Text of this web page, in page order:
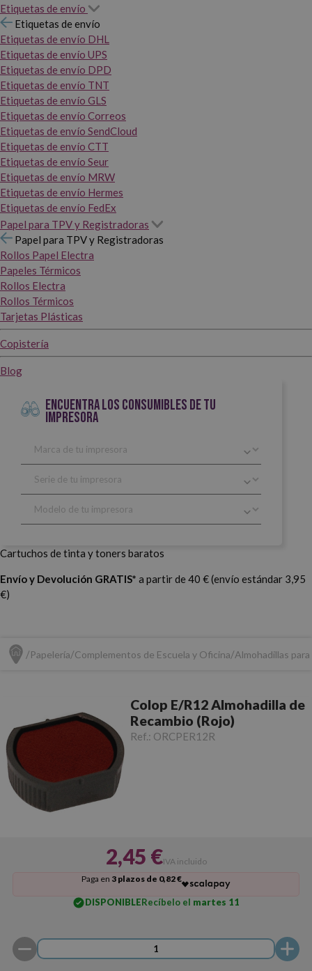
Etiquetas de envío
Etiquetas de envío
Etiquetas de envío DHL
Etiquetas de envío UPS
Etiquetas de envío DPD
Etiquetas de envío TNT
Etiquetas de envío GLS
Etiquetas de envío Correos
Etiquetas de envío SendCloud
Etiquetas de envío CTT
Etiquetas de envío Seur
Etiquetas de envío MRW
Etiquetas de envío Hermes
Etiquetas de envío FedEx
Papel para TPV y Registradoras
Papel para TPV y Registradoras
Rollos Papel Electra
Papeles Térmicos
Rollos Electra
Rollos Térmicos
Tarjetas Plásticas
Copistería
Blog
ENCUENTRA LOS CONSUMIBLES DE TU
IMPRESORA
Cartuchos de tinta y toners baratos
Envío y Devolución GRATIS* a partir de 40 € (envío estándar 3,95
€)
Papelería Complementos de Escuela y Oficina Almohadillas
Colop E/R12 Almohadilla de
Recambio (Rojo)
Ref.: ORCPER12R
2,45 €IVA incluido
Paga en 3 plazos de 0,82 €
DISPONIBLERecíbelo el martes 11